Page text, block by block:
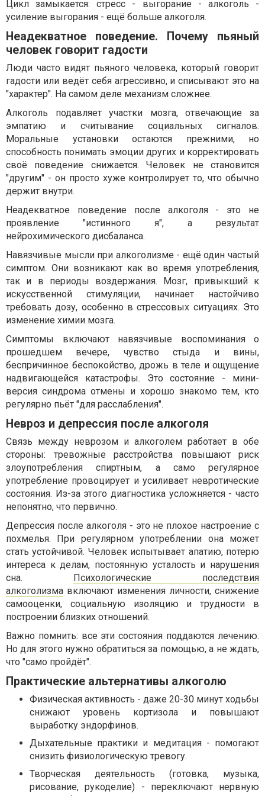
Цикл замыкается: стресс - выгорание - алкоголь -
усиление выгорания - ещё больше алкоголя.
Неадекватное поведение. Почему пьяный
человек говорит гадости
Люди часто видят пьяного человека, который говорит
гадости или ведёт себя агрессивно, и списывают это на
"характер". На самом деле механизм сложнее.
Алкоголь подавляет участки мозга, отвечающие за
эмпатию и считывание социальных сигналов.
Моральные установки остаются прежними, но
способность понимать эмоции других и корректировать
своё поведение снижается. Человек не становится
"другим" - он просто хуже контролирует то, что обычно
держит внутри.
Неадекватное поведение после алкоголя - это не
проявление "истинного я", а результат
нейрохимического дисбаланса.
Навязчивые мысли при алкоголизме - ещё один частый
симптом. Они возникают как во время употребления,
так и в периоды воздержания. Мозг, привыкший к
искусственной стимуляции, начинает настойчиво
требовать дозу, особенно в стрессовых ситуациях. Это
изменение химии мозга.
Симптомы включают навязчивые воспоминания о
прошедшем вечере, чувство стыда и вины,
беспричинное беспокойство, дрожь в теле и ощущение
надвигающейся катастрофы. Это состояние - мини-
версия синдрома отмены и хорошо знакомо тем, кто
регулярно пьёт "для расслабления".
Невроз и депрессия после алкоголя
Связь между неврозом и алкоголем работает в обе
стороны: тревожные расстройства повышают риск
злоупотребления спиртным, а само регулярное
употребление провоцирует и усиливает невротические
состояния. Из-за этого диагностика усложняется - часто
непонятно, что первично.
Депрессия после алкоголя - это не плохое настроение с
похмелья. При регулярном употреблении она может
стать устойчивой. Человек испытывает апатию, потерю
интереса к делам, постоянную усталость и нарушения
сна. Психологические последствия
алкоголизма включают изменения личности, снижение
самооценки, социальную изоляцию и трудности в
построении близких отношений.
Важно помнить: все эти состояния поддаются лечению.
Но для этого нужно обратиться за помощью, а не ждать,
что "само пройдёт".
Практические альтернативы алкоголю
Физическая активность - даже 20-30 минут ходьбы
снижают уровень кортизола и повышают
выработку эндорфинов.
Дыхательные практики и медитация - помогают
снизить физиологическую тревогу.
Творческая деятельность (готовка, музыка,
рисование, рукоделие) - переключают нервную